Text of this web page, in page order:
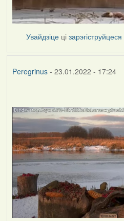
Увайдзіце цізарэгіструйцеся
Peregrinus- 23.01.2022 - 17:24